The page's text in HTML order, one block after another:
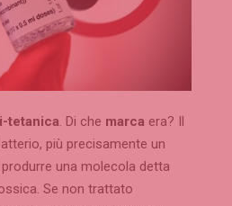
tetanica. Di che marca era? Il
più precisamente un
una molecola detta
Se non trattato